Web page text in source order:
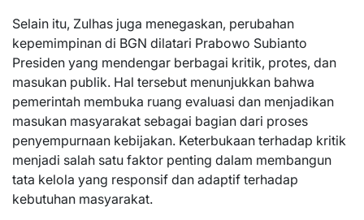
Selain itu, Zulhas juga menegaskan, perubahan
kepemimpinan di BGN dilatari Prabowo Subianto
Presiden yang mendengar berbagai kritik, protes, dan
masukan publik. Hal tersebut menunjukkan bahwa
pemerintah membuka ruang evaluasi dan menjadikan
masukan masyarakat sebagai bagian dari proses
penyempurnaan kebijakan. Keterbukaan terhadap kritik
menjadi salah satu faktor penting dalam membangun
tata kelola yang responsif dan adaptif terhadap
kebutuhan masyarakat.